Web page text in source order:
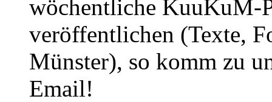
wöchentliche KuuKuM-
veröffentlichen (Texte,
Münster), so komm zu
Email!